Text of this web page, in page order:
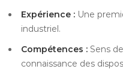
Expérience : Une
industriel.
Compétences : Sens
connaissance des